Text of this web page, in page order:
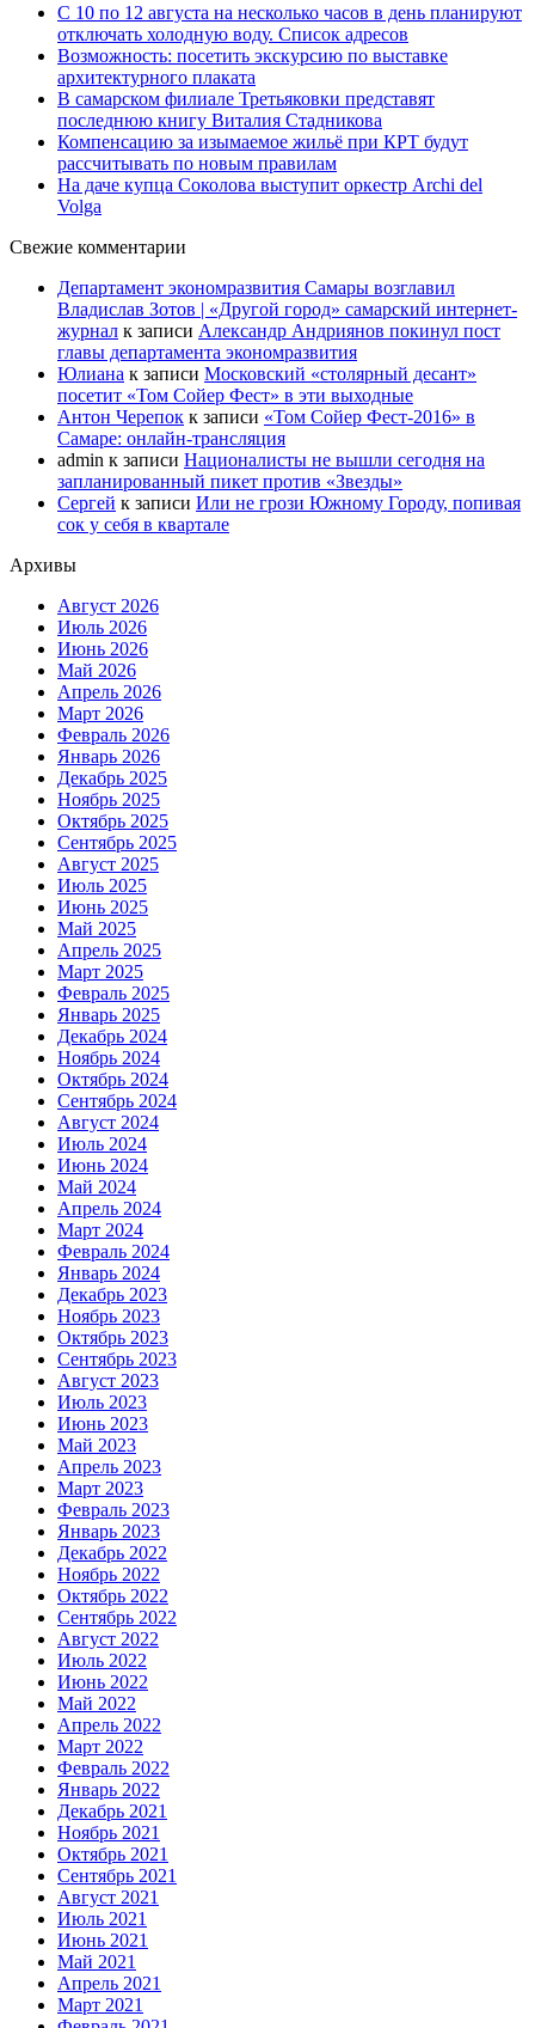
С 10 по 12 августа на несколько часов в день планируют
отключать холодную воду. Список адресов
Возможность: посетить экскурсию по выставке
архитектурного плаката
В самарском филиале Третьяковки представят
последнюю книгу Виталия Стадникова
Компенсацию за изымаемое жильё при КРТ будут
рассчитывать по новым правилам
На даче купца Соколова выступит оркестр Archi del
Volga
Свежие комментарии
Департамент экономразвития Самары возглавил
Владислав Зотов | «Другой город» самарский интернет-
журнал к записи Александр Андриянов покинул пост
главы департамента экономразвития
Юлиана к записи Московский «столярный десант»
посетит «Том Сойер Фест» в эти выходные
Антон Черепок к записи «Том Сойер Фест-2016» в
Самаре: онлайн-трансляция
admin к записи Националисты не вышли сегодня на
запланированный пикет против «Звезды»
Сергей к записи Или не грози Южному Городу, попивая
сок у себя в квартале
Архивы
Август 2026
Июль 2026
Июнь 2026
Май 2026
Апрель 2026
Март 2026
Февраль 2026
Январь 2026
Декабрь 2025
Ноябрь 2025
Октябрь 2025
Сентябрь 2025
Август 2025
Июль 2025
Июнь 2025
Май 2025
Апрель 2025
Март 2025
Февраль 2025
Январь 2025
Декабрь 2024
Ноябрь 2024
Октябрь 2024
Сентябрь 2024
Август 2024
Июль 2024
Июнь 2024
Май 2024
Апрель 2024
Март 2024
Февраль 2024
Январь 2024
Декабрь 2023
Ноябрь 2023
Октябрь 2023
Сентябрь 2023
Август 2023
Июль 2023
Июнь 2023
Май 2023
Апрель 2023
Март 2023
Февраль 2023
Январь 2023
Декабрь 2022
Ноябрь 2022
Октябрь 2022
Сентябрь 2022
Август 2022
Июль 2022
Июнь 2022
Май 2022
Апрель 2022
Март 2022
Февраль 2022
Январь 2022
Декабрь 2021
Ноябрь 2021
Октябрь 2021
Сентябрь 2021
Август 2021
Июль 2021
Июнь 2021
Май 2021
Апрель 2021
Март 2021